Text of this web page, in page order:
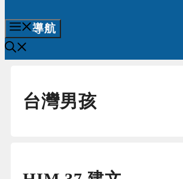
導航
台灣男孩